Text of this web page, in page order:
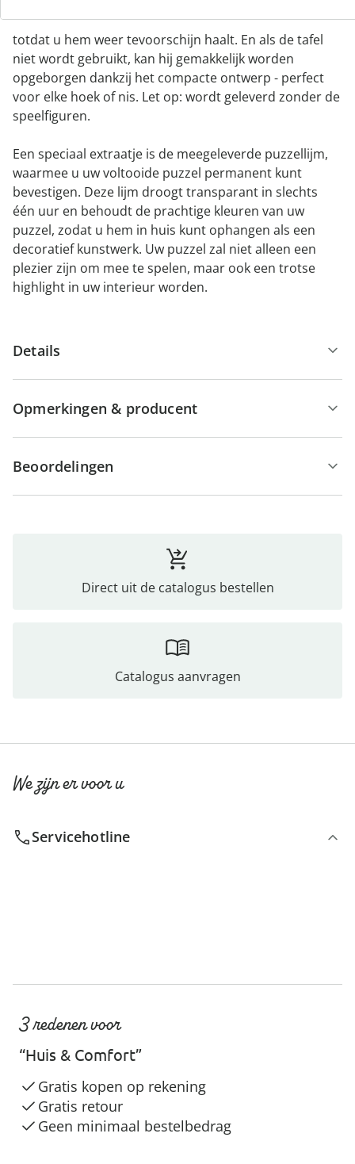
verschuiven. Dit betekent dat uw werk intact blijft
totdat u hem weer tevoorschijn haalt. En als de tafel
niet wordt gebruikt, kan hij gemakkelijk worden
opgeborgen dankzij het compacte ontwerp - perfect
voor elke hoek of nis. Let op: wordt geleverd zonder de
speelfiguren.
Een speciaal extraatje is de meegeleverde puzzellijm,
waarmee u uw voltooide puzzel permanent kunt
bevestigen. Deze lijm droogt transparant in slechts
één uur en behoudt de prachtige kleuren van uw
puzzel, zodat u hem in huis kunt ophangen als een
decoratief kunstwerk. Uw puzzel zal niet alleen een
plezier zijn om mee te spelen, maar ook een trotse
highlight in uw interieur worden.
Details
Opmerkingen & producent
Beoordelingen
Direct uit de catalogus bestellen
Catalogus aanvragen
We zijn er voor u
Servicehotline
3 redenen voor
“Huis & Comfort”
Gratis kopen op rekening
Gratis retour
Geen minimaal bestelbedrag